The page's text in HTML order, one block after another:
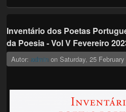
Inventário dos Poetas
da Poesia - Vol V Fevereiro
Autor:admin on Saturday, 25